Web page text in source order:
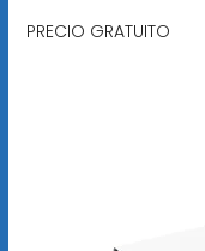
PRECIO GRATUITO